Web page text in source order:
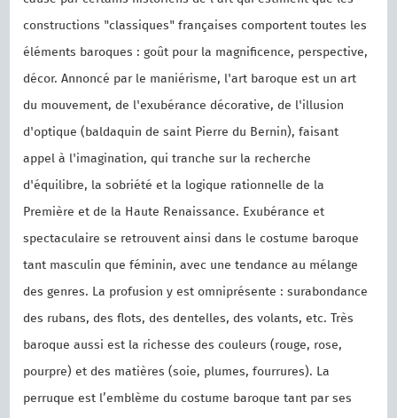
constructions "classiques" françaises comportent toutes les
éléments baroques : goût pour la magnificence, perspective,
décor. Annoncé par le maniérisme, l'art baroque est un art
du mouvement, de l'exubérance décorative, de l'illusion
d'optique (baldaquin de saint Pierre du Bernin), faisant
appel à l'imagination, qui tranche sur la recherche
d'équilibre, la sobriété et la logique rationnelle de la
Première et de la Haute Renaissance. Exubérance et
spectaculaire se retrouvent ainsi dans le costume baroque
tant masculin que féminin, avec une tendance au mélange
des genres. La profusion y est omniprésente : surabondance
des rubans, des flots, des dentelles, des volants, etc. Très
baroque aussi est la richesse des couleurs (rouge, rose,
pourpre) et des matières (soie, plumes, fourrures). La
perruque est l’emblème du costume baroque tant par ses